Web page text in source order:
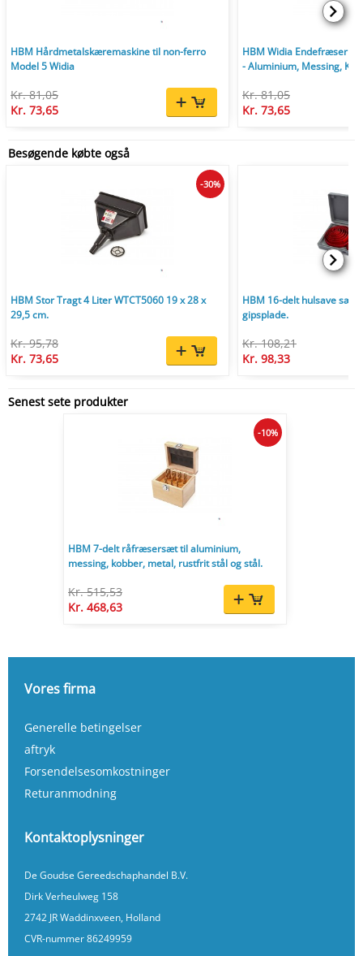
HBM Hårdmetalskæremaskine til non-ferro
Model 5 Widia
Kr. 81,05
Kr. 73,65
HBM Widia Endefræser til
- Aluminium, Messing,
Kr. 81,05
Kr. 73,65
Besøgende købte også
HBM Stor Tragt 4 Liter WTCT5060 19 x 28 x
29,5 cm.
Kr. 95,78
Kr. 73,65
-30%
HBM 16-delt hulsave sæt
gipsplade.
Kr. 108,21
Kr. 98,33
Senest sete produkter
HBM 7-delt råfræsersæt til aluminium,
messing, kobber, metal, rustfrit stål og stål.
Kr. 515,53
Kr. 468,63
-10%
Vores firma
Generelle betingelser
aftryk
Forsendelsesomkostninger
Returanmodning
Kontaktoplysninger
De Goudse Gereedschaphandel B.V.
Dirk Verheulweg 158
2742 JR Waddinxveen, Holland
CVR-nummer 86249959